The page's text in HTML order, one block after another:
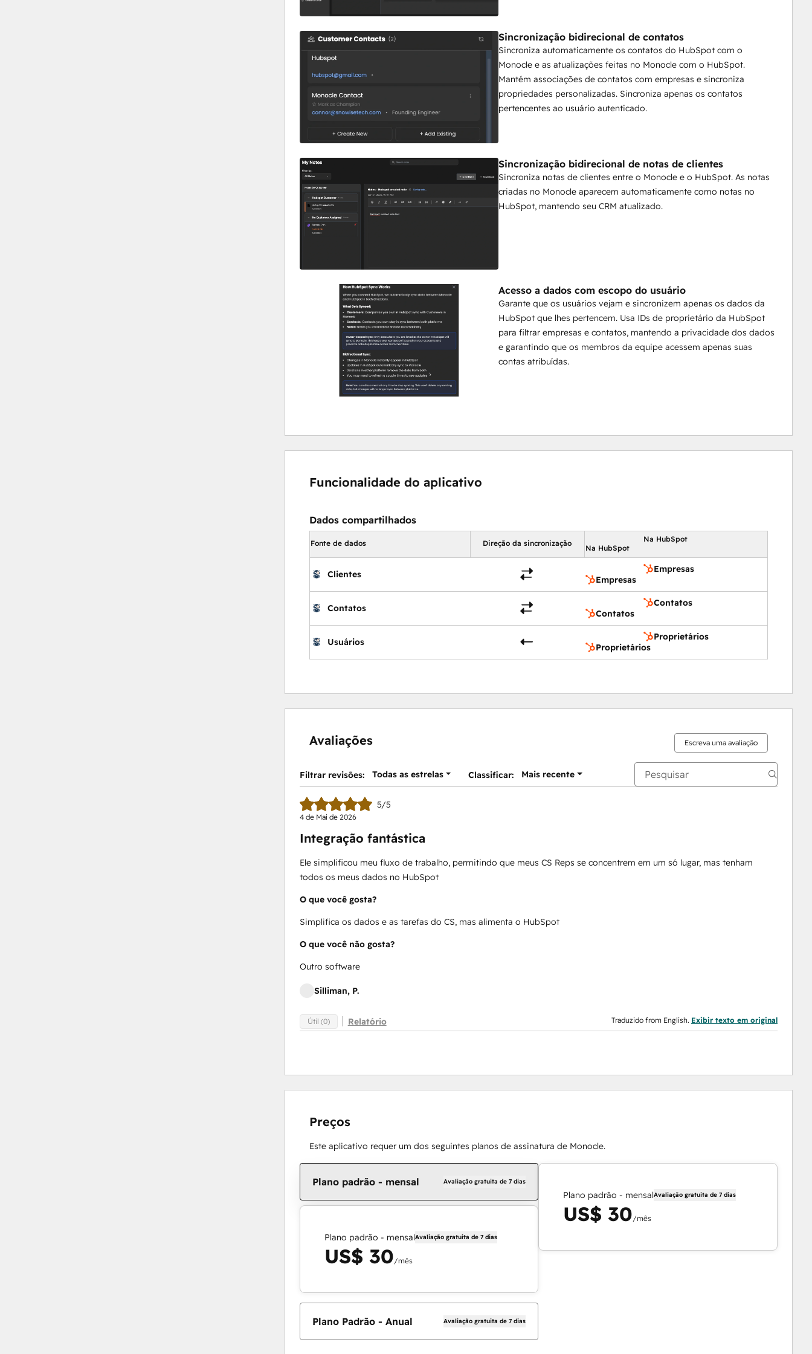
sincronizada com seu calendário,
avaliações inteligentes de saúde e fluxos de trabalho guiados para integração, QBRs e planos de sucesso.
4. dimensionamento do sucesso do cliente com recursos limitados
seu impacto ao
executar as práticas recomendadas de CS
sem aumentar o número de funcionários.
A integração com a HubSpot mantém suas empresas, contatos e interações com clientes em perfeita sincronia.
Atualize um registro de empresa no Monocle e ele será refletido automaticamente no HubSpot. Adicione notas
em qualquer
sistema, e elas estarão disponíveis em todos os lugares. Seu CRM se torna a fonte da verdade, enquanto o
Monocle
clientes e fornecem mais valor com menos esforço manual.
valor com menos esforço manual.
Sincronização bidirecional de contatos
Sincroniza automaticamente os contatos do HubSpot com o
Monocle e as atualizações feitas no Monocle com o HubSpot.
Mantém associações de contatos com empresas e sincroniza
propriedades personalizadas. Sincroniza apenas os contatos
pertencentes ao usuário autenticado.
Sincronização bidirecional de notas de clientes
Sincroniza notas de clientes entre o Monocle e o HubSpot. As notas
criadas no Monocle aparecem automaticamente como notas no
HubSpot, mantendo seu CRM atualizado.
Acesso a dados com escopo do usuário
Garante que os usuários vejam e sincronizem apenas os dados da
HubSpot que lhes pertencem. Usa IDs de proprietário da HubSpot
para filtrar empresas e contatos, mantendo a privacidade dos dados
e garantindo que os membros da equipe acessem apenas suas
contas atribuídas.
Funcionalidade do aplicativo
Dados compartilhados
Fonte de dados Direção da sincronização
Na HubSpot
Na HubSpot
Clientes
Empresas
Empresas
Contatos
Contatos
Contatos
Usuários
Proprietários
Proprietários
Avaliações Escreva uma avaliação
Filtrar revisões: Todas as estrelas Classificar: Mais recente
5/5
4 de Mai de 2026
Integração fantástica
Ele simplificou meu fluxo de trabalho, permitindo que meus CS Reps se concentrem em um só lugar, mas tenham
todos os meus dados no HubSpot
O que você gosta?
Simplifica os dados e as tarefas do CS, mas alimenta o HubSpot
O que você não gosta?
Outro software
Silliman, P.
Útil (0) Relatório Traduzido from English. Exibir texto em original
Preços
Este aplicativo requer um dos seguintes planos de assinatura de Monocle.
Plano padrão - mensal Avaliação gratuita de 7 dias
Plano padrão - mensalAvaliação gratuita de 7 dias
US$ 30/mês
Plano Padrão - Anual Avaliação gratuita de 7 dias
Plano padrão - mensalAvaliação gratuita de 7 dias
US$ 30/mês